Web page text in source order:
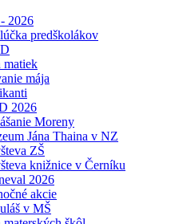
2026
predškolákov
matiek
mája
2026
Moreny
Jána Thaina v NZ
ZŠ
knižnice v Černíku
2026
akcie
v MŠ